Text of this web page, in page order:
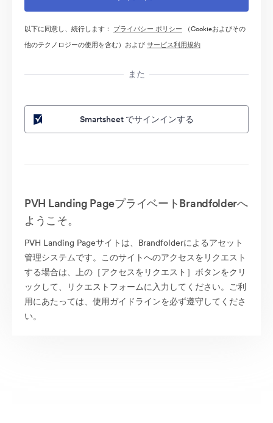
以下に同意し、続行します： プライバシー ポリシー （Cookieおよびその
他のテクノロジーの使用を含む）およびサービス利用規約
また
Smartsheet でサインインする
PVH Landing PageプライベートBrandfolderへ
ようこそ。
PVH Landing Pageサイトは、Brandfolderによるアセット
管理システムです。このサイトへのアクセスをリクエスト
する場合は、上の［アクセスをリクエスト］ボタンをクリ
ックして、リクエストフォームに入力してください。ご利
用にあたっては、使用ガイドラインを必ず遵守してくださ
い。